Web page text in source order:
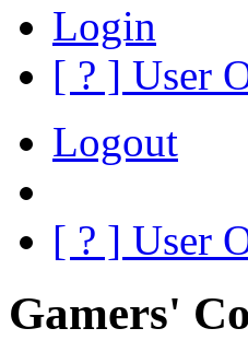
Login
[ ? ] User
Logout
[ ? ] User
Gamers'